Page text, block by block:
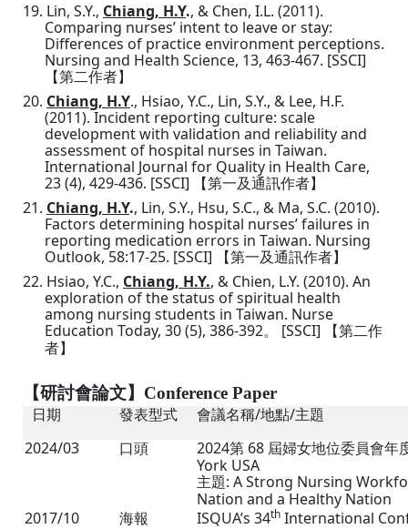
19. Lin, S.Y., Chiang, H.Y., & Chen, I.L. (2011).
Comparing nurses’ intent to leave or stay:
Differences of practice environment perceptions.
Nursing and Health Science, 13, 463-467. [SSCI]
【第二作者】
20. Chiang, H.Y., Hsiao, Y.C., Lin, S.Y., & Lee, H.F.
(2011). Incident reporting culture: scale
development with validation and reliability and
assessment of hospital nurses in Taiwan.
International Journal for Quality in Health Care,
23 (4), 429-436. [SSCI]
【第一及通訊作者】
21. Chiang, H.Y., Lin, S.Y., Hsu, S.C., & Ma, S.C. (2010).
Factors determining hospital nurses’ failures in
reporting medication errors in Taiwan. Nursing
Outlook, 58:17-25. [SSCI]
【第一及通訊作者】
22. Hsiao, Y.C., Chiang, H.Y., & Chien, L.Y. (2010). An
exploration of the status of spiritual health
among nursing students in Taiwan. Nurse
Education Today, 30 (5), 386-392。 [SSCI] 【第二作
者】
【研討會論文】 Conference Paper
日期 發表型式 會議名稱/地點/主題
2024/03 口頭 2024第68 屆婦女地位委員會年
York USA
主題: A Strong Nursing
Nation and a Healthy Nation
2017/10
海報 ISQUA’s 34thInternational